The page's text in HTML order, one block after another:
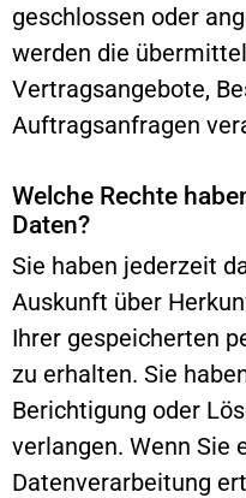
geschlossen oder
werden die
Vertragsangebote,
Auftragsanfragen
Welche Rechte
Daten?
Sie haben jederzeit
Auskunft über
Ihrer gespeicherten
zu erhalten. Sie
Berichtigung oder
verlangen. Wenn Sie
Datenverarbeitung